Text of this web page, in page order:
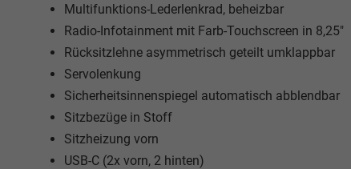
Multifunktions-Lederlenkrad, beheizbar
Radio-Infotainment mit Farb-Touchscreen in 8,25"
Rücksitzlehne asymmetrisch geteilt umklappbar
Servolenkung
Sicherheitsinnenspiegel automatisch abblendbar
Sitzbezüge in Stoff
Sitzheizung vorn
USB-C (2x vorn, 2 hinten)